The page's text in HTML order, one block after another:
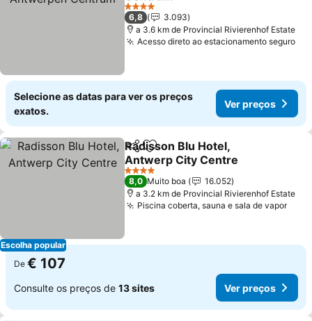
Ver preços
4 Estrelas
6,8
3.093
a 3.6 km de Provincial Rivierenhof Estate
Acesso direto ao estacionamento seguro
Selecione as datas para ver os preços
exatos.
Ver preços
Escolha popular
PartilharAdicionar aos favoritos
Radisson Blu Hotel,
Antwerp City Centre
Ver preços
4 Estrelas
8,0 Muito boa
16.052
a 3.2 km de Provincial Rivierenhof Estate
Piscina coberta, sauna e sala de vaporVer
De € 107
Consulte os preços de 13 sites Ver preços